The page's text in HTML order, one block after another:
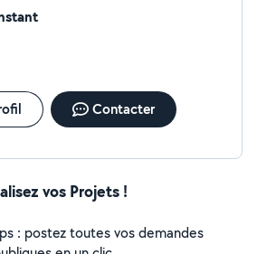
Contacter
vos Projets !
: postez toutes vos demandes